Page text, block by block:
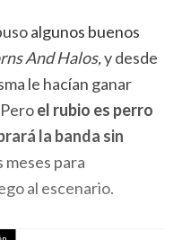
algunos buenos
And Halos,y desde
le hacían ganar
el rubio es perro
la banda sin
meses para
al escenario.